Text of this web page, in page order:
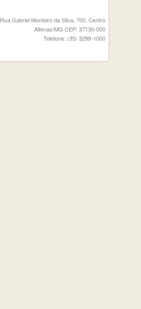
Rua Gabriel Monteiro da Silva, 700, Centro
Alfenas/MG CEP: 37130-000
Telefone: (35) 3299-1000